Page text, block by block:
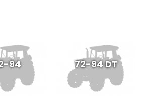
94 72-94 DT